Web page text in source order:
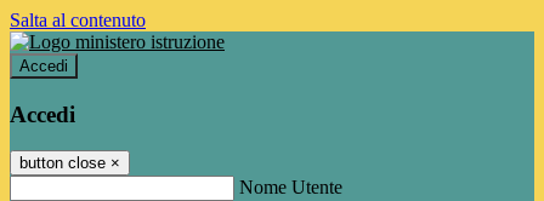
Salta al contenuto
Accedi
Accedi
button close ×
Nome Utente